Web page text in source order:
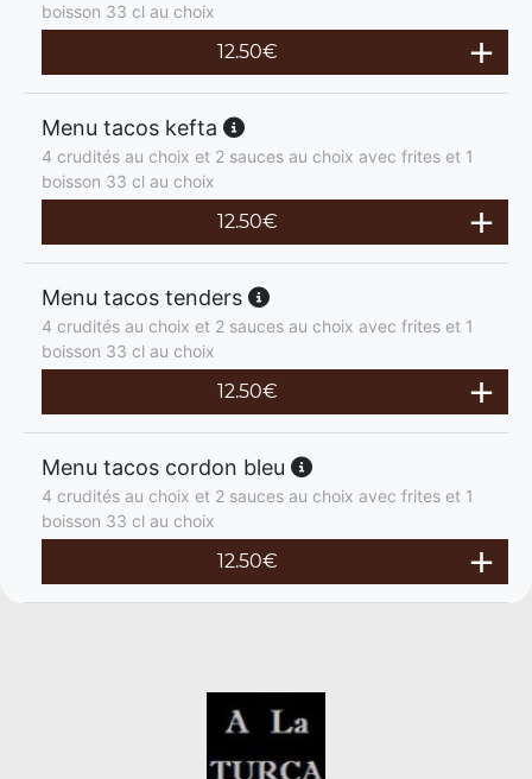
boisson 33 cl au choix
12.50€
Menu tacos kefta
4 crudités au choix et 2 sauces au choix avec frites et 1
boisson 33 cl au choix
12.50€
Menu tacos tenders
4 crudités au choix et 2 sauces au choix avec frites et 1
boisson 33 cl au choix
12.50€
Menu tacos cordon bleu
4 crudités au choix et 2 sauces au choix avec frites et 1
boisson 33 cl au choix
12.50€